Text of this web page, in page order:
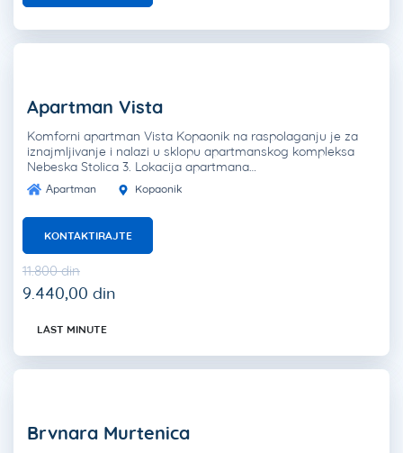
Apartman Vista
Komforni apartman Vista Kopaonik na raspolaganju je za
iznajmljivanje i nalazi u sklopu apartmanskog kompleksa
Nebeska Stolica 3. Lokacija apartmana…
Apartman Kopaonik
KONTAKTIRAJTE
11.800 din
9.440,00 din
LAST MINUTE
Brvnara Murtenica